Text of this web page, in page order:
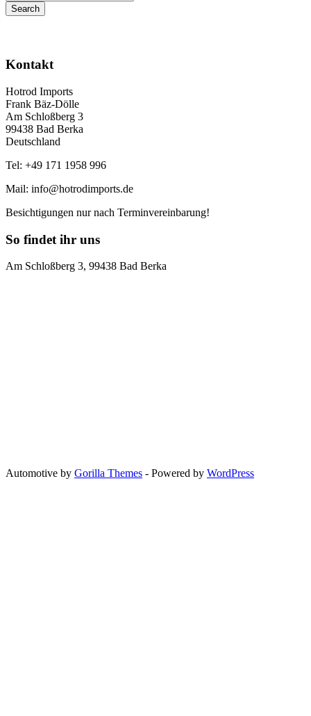
Kontakt
Hotrod Imports
Frank Bäz-Dölle
Am Schloßberg 3
99438 Bad Berka
Deutschland
Tel: +49 171 1958 996
Mail: info@hotrodimports.de
Besichtigungen nur nach Terminvereinbarung!
So findet ihr uns
Am Schloßberg 3, 99438 Bad Berka
Automotive by Gorilla Themes - Powered by WordPress